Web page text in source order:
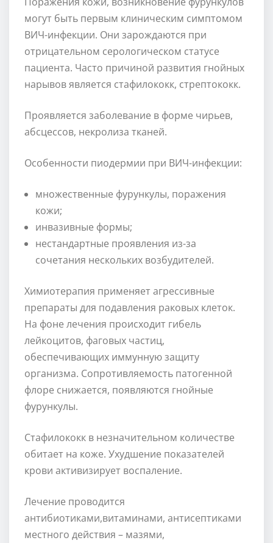
могут быть первым клиническим симптомом
ВИЧ-инфекции. Они зарождаются при
отрицательном серологическом статусе
пациента. Часто причиной развития гнойных
нарывов является стафилококк, стрептококк.
Проявляется заболевание в форме чирьев,
абсцессов, некролиза тканей.
Особенности пиодермии при ВИЧ-инфекции:
множественные фурункулы, поражения
кожи;
инвазивные формы;
нестандартные проявления из-за
сочетания нескольких возбудителей.
Химиотерапия применяет агрессивные
препараты для подавления раковых клеток.
На фоне лечения происходит гибель
лейкоцитов, фаговых частиц,
обеспечивающих иммунную защиту
организма. Сопротивляемость патогенной
флоре снижается, появляются гнойные
фурункулы.
Стафилококк в незначительном количестве
обитает на коже. Ухудшение показателей
крови активизирует воспаление.
Лечение проводится
антибиотиками,витаминами, антисептиками
местного действия – мазями,